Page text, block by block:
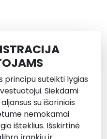
principu suteikti lygias
Siekdami
su išoriniais
nemokamai
išteklius. Išskirtinė